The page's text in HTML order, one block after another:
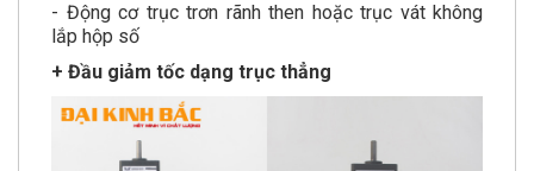
- Động cơ trục trơn rãnh then hoặc trục vát không
lắp hộp số
+ Đầu giảm tốc dạng trục thẳng